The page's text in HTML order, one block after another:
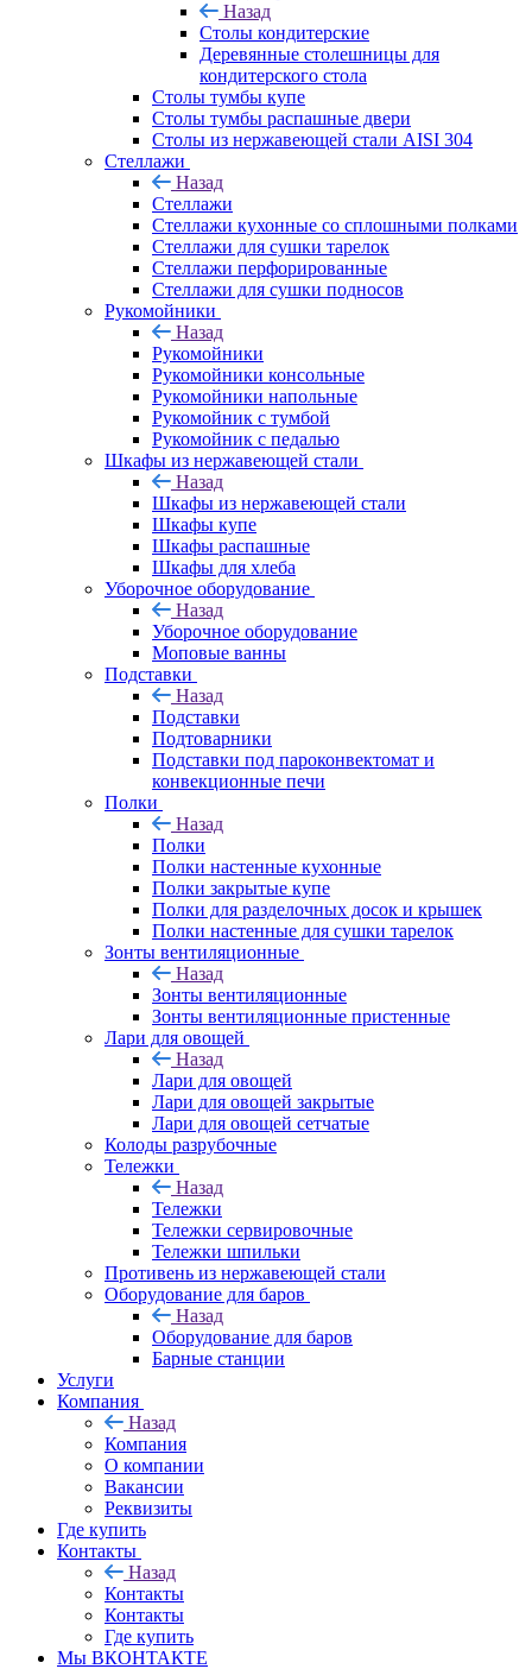
Назад
Столы кондитерские
Деревянные столешницы для
кондитерского стола
Столы тумбы купе
Столы тумбы распашные двери
Столы из нержавеющей стали AISI 304
Стеллажи
Назад
Стеллажи
Стеллажи кухонные со сплошными полками
Стеллажи для сушки тарелок
Стеллажи перфорированные
Стеллажи для сушки подносов
Рукомойники
Назад
Рукомойники
Рукомойники консольные
Рукомойники напольные
Рукомойник с тумбой
Рукомойник с педалью
Шкафы из нержавеющей стали
Назад
Шкафы из нержавеющей стали
Шкафы купе
Шкафы распашные
Шкафы для хлеба
Уборочное оборудование
Назад
Уборочное оборудование
Моповые ванны
Подставки
Назад
Подставки
Подтоварники
Подставки под пароконвектомат и
конвекционные печи
Полки
Назад
Полки
Полки настенные кухонные
Полки закрытые купе
Полки для разделочных досок и крышек
Полки настенные для сушки тарелок
Зонты вентиляционные
Назад
Зонты вентиляционные
Зонты вентиляционные пристенные
Лари для овощей
Назад
Лари для овощей
Лари для овощей закрытые
Лари для овощей сетчатые
Колоды разрубочные
Тележки
Назад
Тележки
Тележки сервировочные
Тележки шпильки
Противень из нержавеющей стали
Оборудование для баров
Назад
Оборудование для баров
Барные станции
Услуги
Компания
Назад
Компания
О компании
Вакансии
Реквизиты
Где купить
Контакты
Назад
Контакты
Контакты
Где купить
Мы ВКОНТАКТЕ